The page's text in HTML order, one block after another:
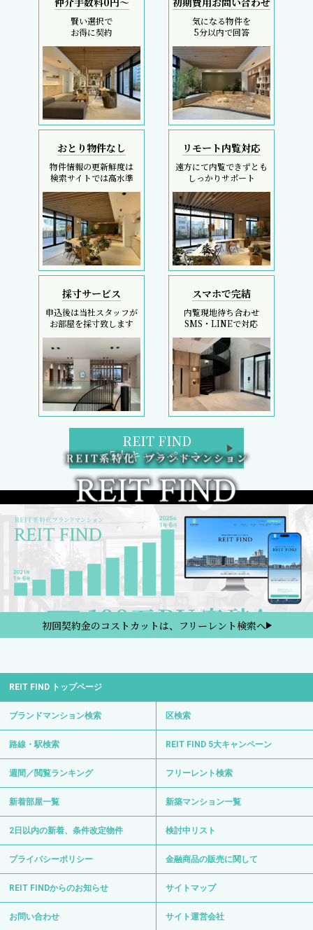
賢い選択で
お得に契約
気になる物件を
5分以内で回答
おとり物件なし
物件情報の更新鮮度は
検索サイトでは高水準
リモート内覧対応
遠方にて内覧できずとも
しっかりサポート
採寸サービス
申込後は当社スタッフが
お部屋を採寸致します
スマホで完結
内覧現地待ち合わせ
SMS・LINEで対応
REIT FIND
5大キャンペーン
初回契約金のコストカットは、フリーレント検索へ
REIT FIND トップページ
ブランドマンション検索 区検索
路線・駅検索 REIT FIND 5大キャンペーン
週間／閲覧ランキング フリーレント検索
新着部屋一覧 新築マンション一覧
2日以内の新着、条件改定物件 検討中リスト
プライバシーポリシー 金融商品の販売に関して
REIT FINDからのお知らせ サイトマップ
お問い合わせ サイト運営会社